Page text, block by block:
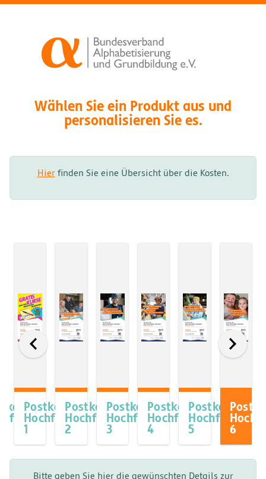
Wählen Sie ein Produkt aus und
personalisieren Sie es.
Hierfinden Sie eine Übersicht über die Kosten.
Postkarte
Hochformat
1
Postkarte
Hochformat
2
Postkarte
Hochformat
3
Postkarte
Hochformat
4
Postkarte
Hochformat
5
6
Bitte geben Sie hier die gewünschten Details zur